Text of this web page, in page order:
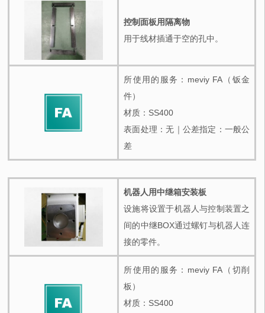
控制面板用隔离物
用于线材插通于空的孔中。
所使用的服务：meviy FA（钣金
件）
材质：SS400
表面处理：无｜公差指定：一般公
差
机器人用中继箱安装板
设施将设置于机器人与控制装置之
间的中继BOX通过螺钉与机器人连
接的零件。
所使用的服务：meviy FA（切削
板）
材质：SS400